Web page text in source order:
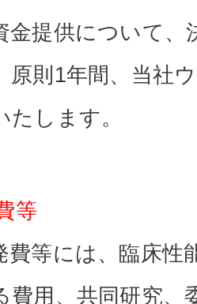
提供について、
原則1年間、当社
たします。
等
等には、臨床性
費用、共同研究、